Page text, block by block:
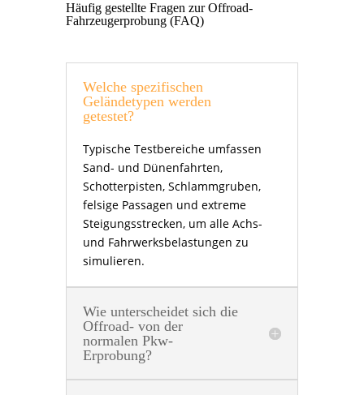
Häufig gestellte Fragen zur Offroad-
Fahrzeugerprobung (FAQ)
Welche spezifischen
Geländetypen werden
getestet?
Typische Testbereiche umfassen
Sand- und Dünenfahrten,
Schotterpisten, Schlammgruben,
felsige Passagen und extreme
Steigungsstrecken, um alle Achs-
und Fahrwerksbelastungen zu
simulieren.
Wie unterscheidet sich die
Offroad- von der
normalen Pkw-
Erprobung?